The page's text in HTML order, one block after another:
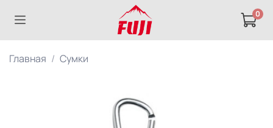
0
Главная Сумки